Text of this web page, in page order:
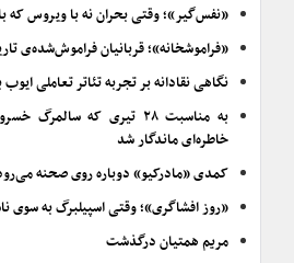
«نفس‌گیر»؛ وقتی بحران نه با ویروس که
«فراموشخانه»؛ قربانیان فراموش‌شده‌ی
نگاهی نقادانه بر تجربه تئاتر تعاملی
به مناسبت ۲۸ تیری که
خاطره‌ای ماندگار شد
کمدی «مادرکیو» دوباره روی صحنه
«روز افشاگری»؛ وقتی اسپیلبرگ به سوی
مریم همتیان درگذشت